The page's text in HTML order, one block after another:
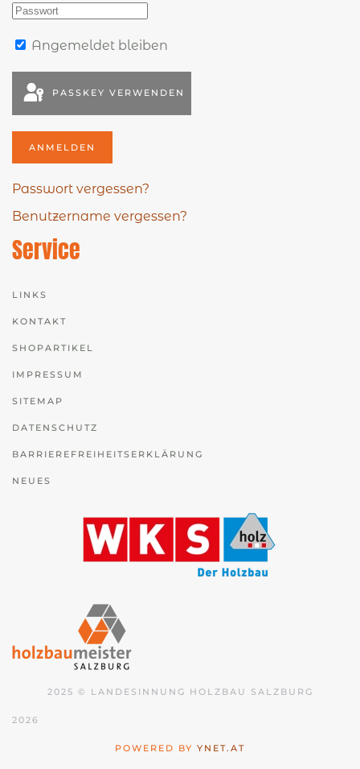
Angemeldet bleiben
PASSKEY VERWENDEN
ANMELDEN
Passwort vergessen?
Benutzername vergessen?
Service
LINKS
KONTAKT
SHOPARTIKEL
IMPRESSUM
SITEMAP
DATENSCHUTZ
BARRIEREFREIHEITSERKLÄRUNG
NEUES
2025 © LANDESINNUNG HOLZBAU SALZBURG
2026
POWERED BY YNET.AT